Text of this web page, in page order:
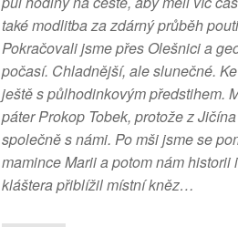
také modlitba za zdárný průběh
Pokračovali jsme přes Olešnici a
počasí. Chladnější, ale slunečné.
ještě s půlhodinkovým předstihem.
páter Prokop Tobek, protože z
společně s námi. Po mši jsme se
mamince Marii a potom nám historii
kláštera přiblížil místní kněz…